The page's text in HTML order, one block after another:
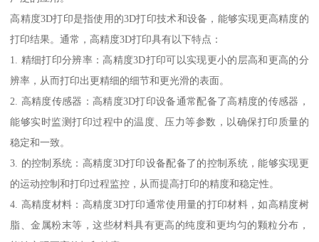
高精度3D打印是指使用的3D打印技术和设备，能够实现更高精度的
打印结果。通常，高精度3D打印具有以下特点：
1. 精细打印分辨率：高精度3D打印可以实现更小的层高和更高的分
辨率，从而打印出更精细的细节和更光滑的表面。
2. 高精度传感器：高精度3D打印设备通常配备了高精度的传感器，
能够实时监测打印过程中的温度、压力等参数，以确保打印质量的
稳定和一致。
3. 的控制系统：高精度3D打印设备配备了的控制系统，能够实现更
的运动控制和打印过程监控，从而提高打印的精度和稳定性。
4. 高精度材料：高精度3D打印通常使用量的打印材料，如高精度树
脂、金属粉末等，这些材料具有更高的纯度和更均匀的颗粒分布，